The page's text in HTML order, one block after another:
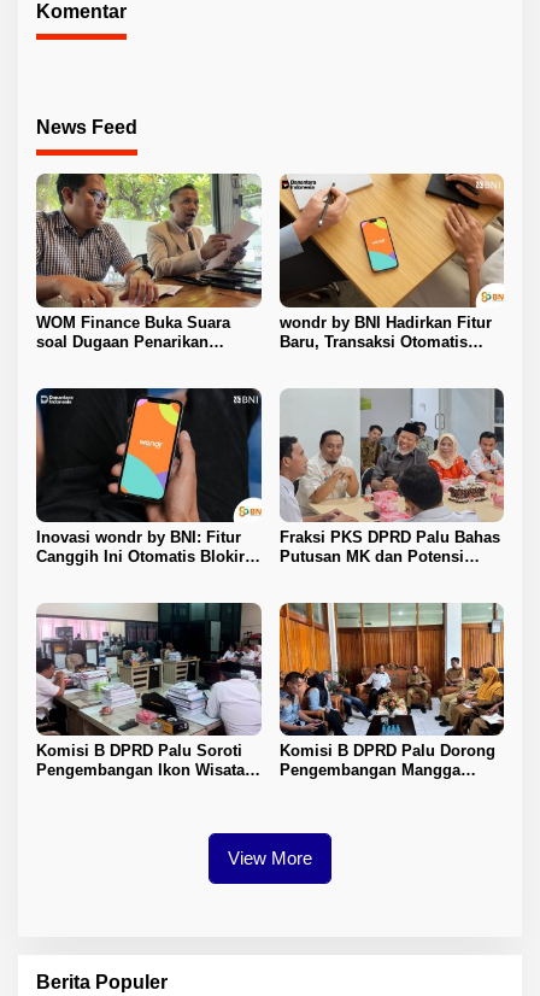
Komentar
News Feed
WOM Finance Buka Suara
soal Dugaan Penarikan
Hukum
wondr by BNI Hadirkan Fitur
Baru, Transaksi Otomatis
Inovasi wondr by BNI: Fitur
Canggih Ini Otomatis Blokir
Fraksi PKS DPRD Palu Bahas
Putusan MK dan Potensi
Komisi B DPRD Palu Soroti
Pengembangan Ikon Wisata
Komisi B DPRD Palu Dorong
Pengembangan Mangga
View More
Berita Populer